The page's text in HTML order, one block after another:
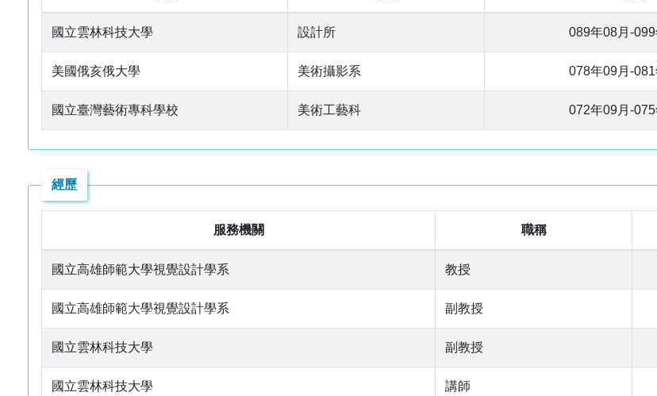
國立雲林科技大學 設計所 089年08月-099
美國俄亥俄大學 美術攝影系 078年09月-081
國立臺灣藝術專科學校 美術工藝科 072年09月-075
經歷
服務機關 職稱
國立高雄師範大學視覺設計學系 教授
國立高雄師範大學視覺設計學系 副教授
國立雲林科技大學 副教授
國立雲林科技大學 講師